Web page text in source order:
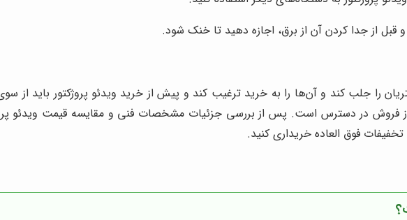
قبل از جدا کردن آن از برق، اجازه دهید تا خنک شود.
را جلب کند و آن‌ها را به خرید ترغیب کند و پیش از خرید ویدئو پروژکتور باید از
فروش در دسترس است. پس از بررسی جزئیات مشخصات فنی و مقایسه قیمت ویدئو
فوق العاده خریداری کنید.